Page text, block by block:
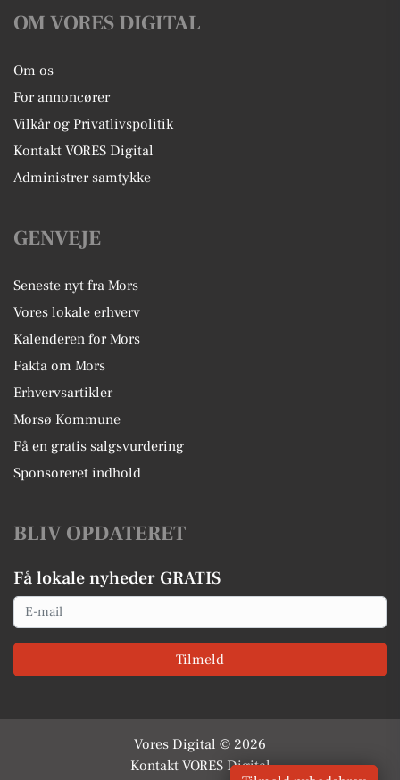
OM VORES DIGITAL
Om os
For annoncører
Vilkår og Privatlivspolitik
Kontakt VORES Digital
Administrer samtykke
GENVEJE
Seneste nyt fra Mors
Vores lokale erhverv
Kalenderen for Mors
Fakta om Mors
Erhvervsartikler
Morsø Kommune
Få en gratis salgsvurdering
Sponsoreret indhold
BLIV OPDATERET
Få lokale nyheder GRATIS
Email
Tilmeld
Vores Digital © 2026
Kontakt VORES Digital